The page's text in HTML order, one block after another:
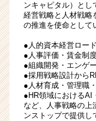
ンキャピタル）とし
経営戦略と人材戦略
の推進を使命として
●人的資本経営ロー
●人事評価・賃金制
●組織開発・エンゲ
●採用戦略設計から
●人材育成・管理職
●HR領域におけるAI
など、人事戦略の上
ンストップで提供し